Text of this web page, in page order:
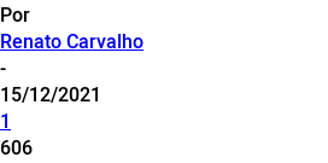
Por
Renato Carvalho
-
15/12/2021
1
606